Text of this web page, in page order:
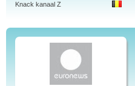
Knack kanaal Z